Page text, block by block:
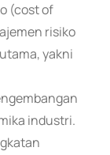
(cost of
risiko
yakni
industri.